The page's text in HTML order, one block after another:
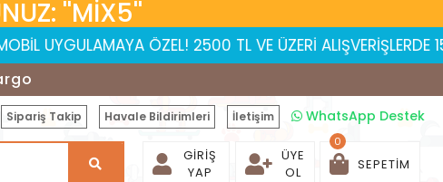
''MİX5''
ÖZEL! 2500 TL VE ÜZERİ ALIŞVERİŞLERDE 150 TL
Sipariş Takip Havale Bildirimleri İletişim WhatsApp Destek
GIRIŞ
YAP
ÜYE
OL
SEPETIM
0